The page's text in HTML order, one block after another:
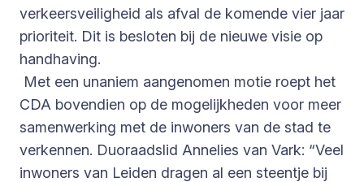
verkeersveiligheid als afval de komende vier jaar
prioriteit. Dit is besloten bij de nieuwe visie op
handhaving.
Met een unaniem aangenomen motie roept het
CDA bovendien op de mogelijkheden voor meer
samenwerking met de inwoners van de stad te
verkennen. Duoraadslid Annelies van Vark: “Veel
inwoners van Leiden dragen al een steentje bij